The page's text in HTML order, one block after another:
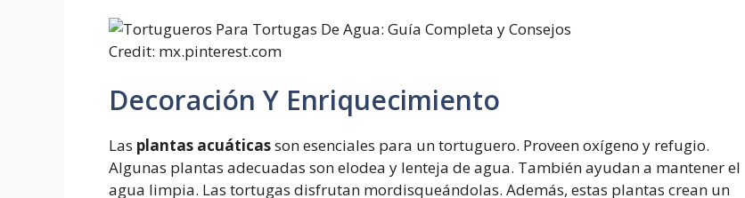
Credit: mx.pinterest.com
Decoración Y Enriquecimiento
Las plantas acuáticasson esenciales para un tortuguero. Proveen oxígeno y refugio.
Algunas plantas adecuadas son elodea y lenteja de agua. También ayudan a mantener el
agua limpia. Las tortugas disfrutan mordisqueándolas. Además, estas plantas crean un